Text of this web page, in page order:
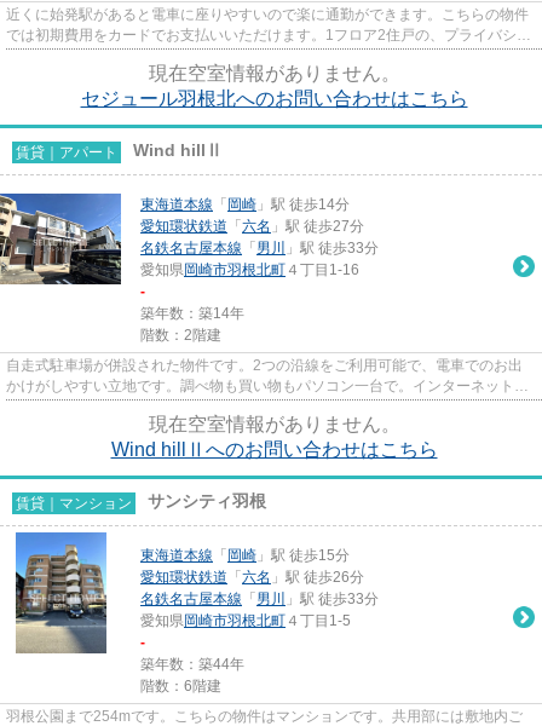
近くに始発駅があると電車に座りやすいので楽に通勤ができます。こちらの物件
では初期費用をカードでお支払いいただけます。1フロア2住戸の、プライバシー
現在空室情報がありません。
セジュール羽根北へのお問い合わせはこちら
賃貸｜アパート Wind hillⅡ
東海道本線 「 岡崎 」駅 徒歩14分
愛知環状鉄道 「 六名 」駅 徒歩27分
名鉄名古屋本線 「 男川
」駅 徒歩33分
愛知県岡崎市羽根北町 ４丁目1-16
-
築年数：築14年
階数：2階建
自走式駐車場が併設された物件です。2つの沿線をご利用可能で、電車でのお出
かけがしやすい立地です。調べ物も買い物もパソコン一台で。インターネット有
現在空室情報がありません。
Wind hillⅡへのお問い合わせはこちら
賃貸｜マンション サンシティ羽根
東海道本線 「 岡崎 」駅 徒歩15分
愛知環状鉄道 「 六名 」駅 徒歩26分
名鉄名古屋本線 「 男川
」駅 徒歩33分
愛知県岡崎市羽根北町 ４丁目1-5
-
築年数：築44年
階数：6階建
羽根公園まで254mです。こちらの物件はマンションです。共用部には敷地内ご